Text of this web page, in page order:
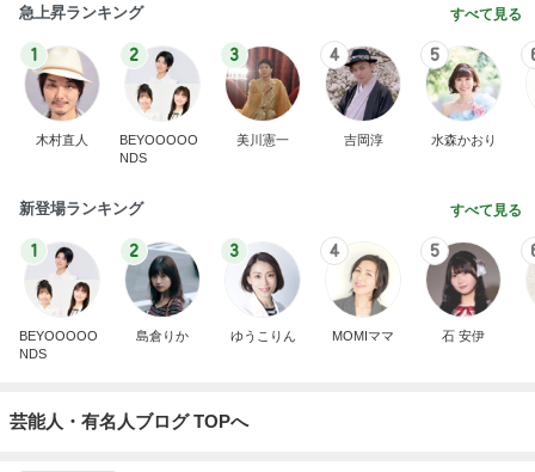
急上昇ランキング すべて見る
1
木村直人
2
BEYOOOOO
NDS
3
美川憲一
4
吉岡淳
5
水森かおり
新登場ランキング すべて見る
1
BEYOOOOO
NDS
2
島倉りか
3
ゆうこりん
4
MOMIママ
5
石 安伊
芸能人・有名人ブログ TOPへ